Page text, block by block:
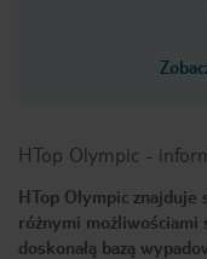
HTop Olympic -
HTop Olympic znajduje
różnymi możliwościami
doskonałą bazą